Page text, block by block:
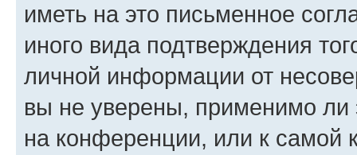
иметь на это письменное
иного вида подтверждения
личной информации от
вы не уверены, применимо ли
на конференции, или к самой